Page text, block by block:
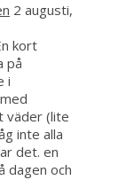
2 augusti,
kort
på
i
väder (lite
inte alla
det. en
dagen och